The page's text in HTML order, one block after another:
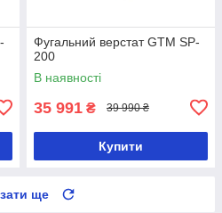
Фугальний верстат GTM SP-
200
В наявності
35 991 ₴ 39 990 ₴
Купити
ще